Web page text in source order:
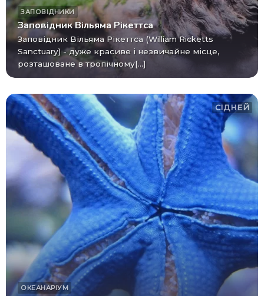
ЗАПОВІДНИКИ
Заповідник Вільяма Рікеттса
Заповідник Вільяма Рікеттса (William Ricketts
Sanctuary) - дуже красиве і незвичайне місце,
розташоване в тропічному[...]
СІДНЕЙ
ОКЕАНАРІУМ